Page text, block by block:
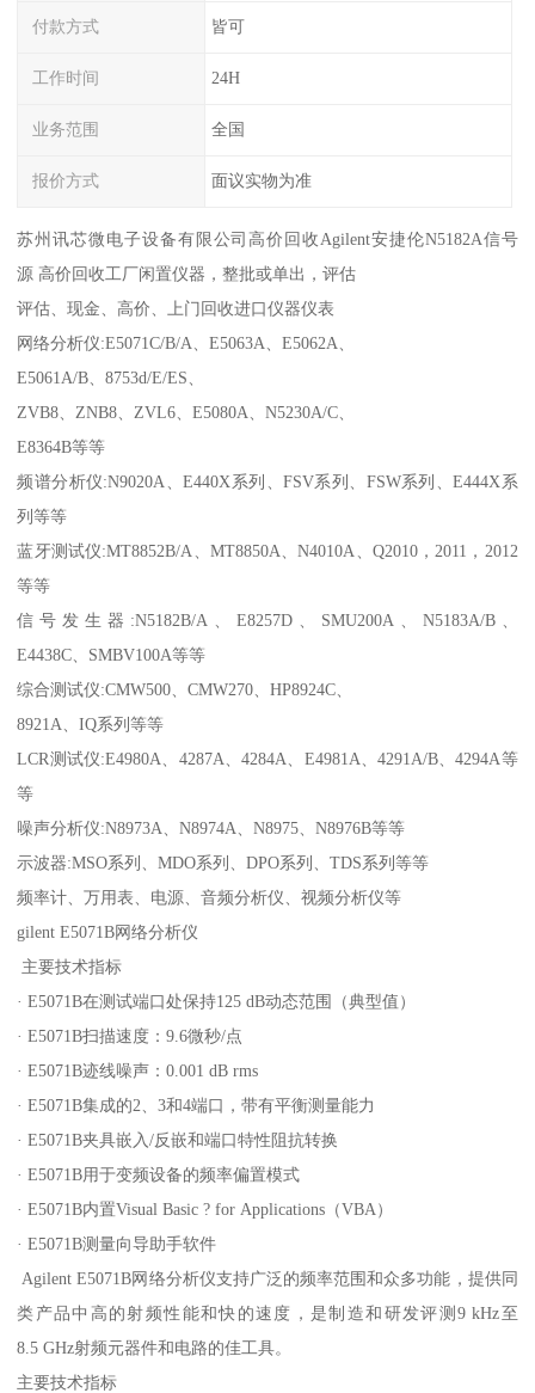
付款方式 皆可
工作时间 24H
业务范围 全国
报价方式 面议实物为准
苏州讯芯微电子设备有限公司高价回收Agilent安捷伦N5182A信号
源 高价回收工厂闲置仪器，整批或单出，评估
评估、现金、高价、上门回收进口仪器仪表
网络分析仪:E5071C/B/A、E5063A、E5062A、
E5061A/B、8753d/E/ES、
ZVB8、ZNB8、ZVL6、E5080A、N5230A/C、
E8364B等等
频谱分析仪:N9020A、E440X系列、FSV系列、FSW系列、E444X系
列等等
蓝牙测试仪:MT8852B/A、MT8850A、N4010A、Q2010，2011，2012
等等
信号发生器:N5182B/A、E8257D、SMU200A、N5183A/B、
E4438C、SMBV100A等等
综合测试仪:CMW500、CMW270、HP8924C、
8921A、IQ系列等等
LCR测试仪:E4980A、4287A、4284A、E4981A、4291A/B、4294A等
等
噪声分析仪:N8973A、N8974A、N8975、N8976B等等
示波器:MSO系列、MDO系列、DPO系列、TDS系列等等
频率计、万用表、电源、音频分析仪、视频分析仪等
gilent E5071B网络分析仪
主要技术指标
· E5071B在测试端口处保持125 dB动态范围（典型值）
· E5071B扫描速度：9.6微秒/点
· E5071B迹线噪声：0.001 dB rms
· E5071B集成的2、3和4端口，带有平衡测量能力
· E5071B夹具嵌入/反嵌和端口特性阻抗转换
· E5071B用于变频设备的频率偏置模式
· E5071B内置Visual Basic ? for Applications（VBA）
· E5071B测量向导助手软件
Agilent E5071B网络分析仪支持广泛的频率范围和众多功能，提供同
类产品中高的射频性能和快的速度，是制造和研发评测9 kHz至
8.5 GHz射频元器件和电路的佳工具。
主要技术指标